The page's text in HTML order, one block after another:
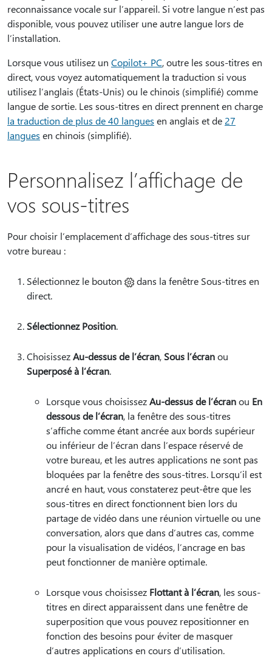
reconnaissance vocale sur l’appareil. Si votre langue n’est pas
disponible, vous pouvez utiliser une autre langue lors de
l’installation.
Lorsque vous utilisez un Copilot+ PC, outre les sous-titres en
direct, vous voyez automatiquement la traduction si vous
utilisez l’anglais (États-Unis) ou le chinois (simplifié) comme
langue de sortie. Les sous-titres en direct prennent en charge
la traduction de plus de 40 langues en anglais et de 27
langues en chinois (simplifié).
Personnalisez l’affichage de
vos sous-titres
Pour choisir l’emplacement d’affichage des sous-titres sur
votre bureau :
Sélectionnez le bouton
dans la fenêtre Sous-titres en
direct.
Sélectionnez Position.
ChoisissezAu-dessus de l’écran, Sous l’écranou
Superposé à l’écran.
Lorsque vous choisissezAu-dessus de l’écranou En
dessous de l’écran, la fenêtre des sous-titres
s’affiche comme étant ancrée aux bords supérieur
ou inférieur de l’écran dans l’espace réservé de
votre bureau, et les autres applications ne sont pas
bloquées par la fenêtre des sous-titres. Lorsqu’il est
ancré en haut, vous constaterez peut-être que les
sous-titres en direct fonctionnent bien lors du
partage de vidéo dans une réunion virtuelle ou une
conversation, alors que dans d’autres cas, comme
pour la visualisation de vidéos, l’ancrage en bas
peut fonctionner de manière optimale.
Lorsque vous choisissez Flottant à l’écran, les sous-
titres en direct apparaissent dans une fenêtre de
superposition que vous pouvez repositionner en
fonction des besoins pour éviter de masquer
d’autres applications en cours d’utilisation.